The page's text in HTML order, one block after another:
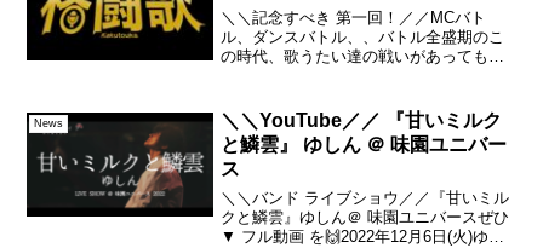
＼＼記念すべき 第一回！／／MCバト
ル、ダンスバトル、、バトル全盛期のこ
の時代、歌うたい達の戦いがあってもい
であり生き様をかけて戦う歌うたい達
を、是非応援しに来てくださ...
News
＼＼YouTube／／ 『甘いミルク
と鱗雲』 ゆしん ＠ 味園ユニバー
ス
＼＼バンド ライブショウ／／『甘いミル
クと鱗雲』ゆしん＠ 味園ユニバースぜひ
▼ フル動画 を🙌2022年12月6日(火)ゆし